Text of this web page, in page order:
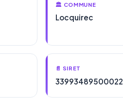
🏛️ COMMUNE
Locquirec
📄 SIRET
33993489500022